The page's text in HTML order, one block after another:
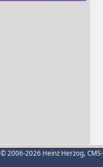
© 2006-2026 Heinz Herzog,